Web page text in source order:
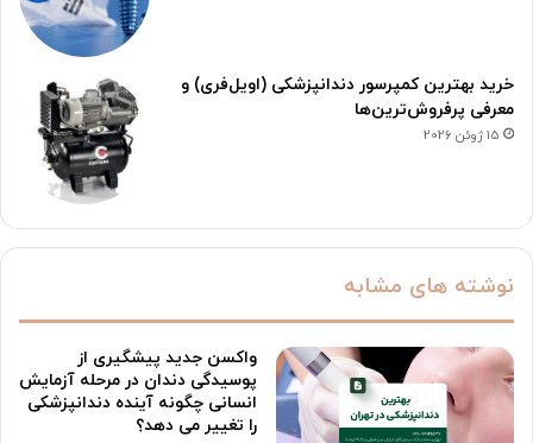
خرید بهترین کمپرسور دندانپزشکی (اویل‌فری) و
معرفی پرفروش‌ترین‌ها
15 ژوئن 2026
نوشته های مشابه
واکسن جدید پیشگیری از
پوسیدگی دندان در مرحله آزمایش
انسانی چگونه آینده دندانپزشکی
را تغییر می دهد؟